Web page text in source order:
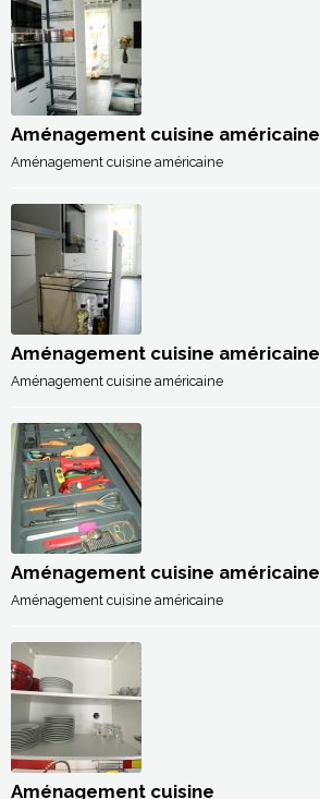
Aménagement cuisine américaine
Aménagement cuisine américaine
Aménagement cuisine américaine
Aménagement cuisine américaine
Aménagement cuisine américaine
Aménagement cuisine américaine
Aménagement cuisine